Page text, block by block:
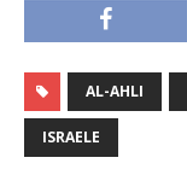
AL-AHLI
ISRAELE